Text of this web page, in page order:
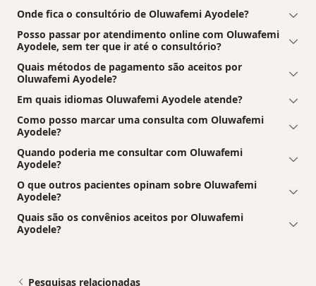
Onde fica o consultório de Oluwafemi Ayodele?
Posso passar por atendimento online com Oluwafemi
Ayodele, sem ter que ir até o consultório?
Quais métodos de pagamento são aceitos por
Oluwafemi Ayodele?
Em quais idiomas Oluwafemi Ayodele atende?
Como posso marcar uma consulta com Oluwafemi
Ayodele?
Quando poderia me consultar com Oluwafemi
Ayodele?
O que outros pacientes opinam sobre Oluwafemi
Ayodele?
Quais são os convênios aceitos por Oluwafemi
Ayodele?
Pesquisas relacionadas